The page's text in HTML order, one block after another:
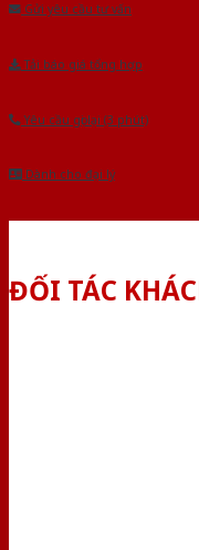
Gửi yêu cầu tư vấn
Tải báo giá tổng hợp
Yêu cầu gọi lại (3 phút)
Dành cho đại lý
ĐỐI TÁC